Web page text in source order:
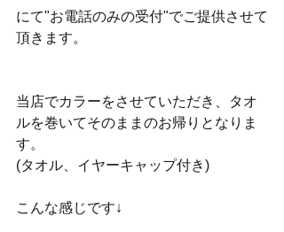
にて"お電話のみの受付"でご提供させて
頂きます。
当店でカラーをさせていただき、タオ
ルを巻いてそのままのお帰りとなりま
す。
(タオル、イヤーキャップ付き)
こんな感じです↓